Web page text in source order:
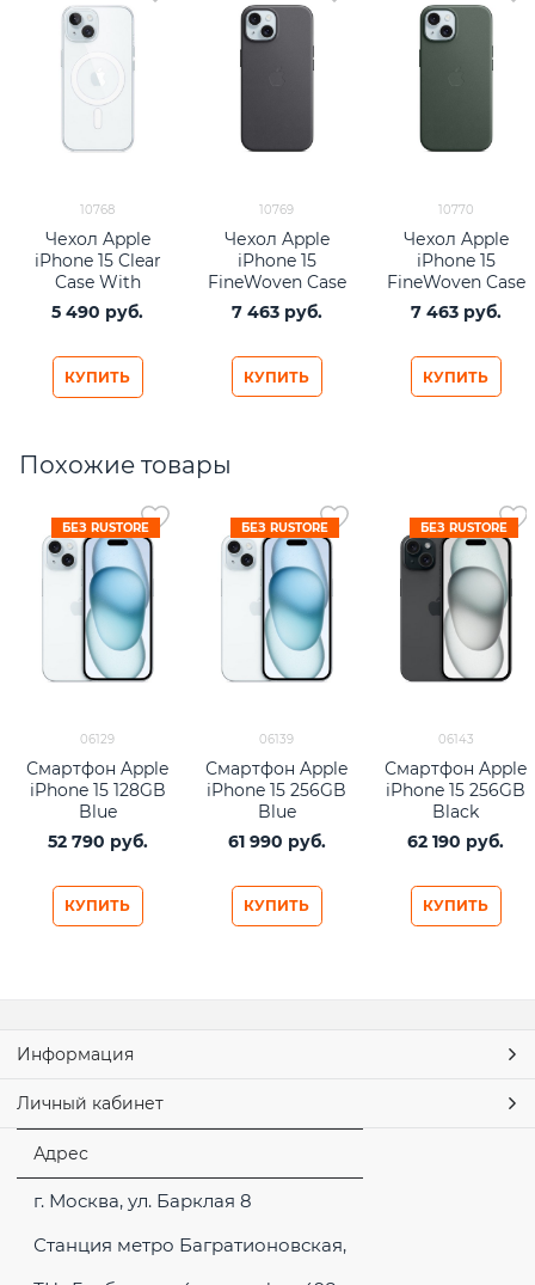
10768
Чехол Apple
iPhone 15 Clear
Case With
MagSafe
прозрачный
5 490 руб.
КУПИТЬ
10769
Чехол Apple
iPhone 15
FineWoven Case
with MagSafe -
Black
7 463 руб.
КУПИТЬ
10770
Чехол Apple
iPhone 15
FineWoven Case
with MagSafe -
Evergreen
7 463 руб.
КУПИТЬ
Похожие товары
БЕЗ RUSTORE
06129
Смартфон Apple
iPhone 15 128GB
Blue
52 790 руб.
КУПИТЬ
БЕЗ RUSTORE
06139
Смартфон Apple
iPhone 15 256GB
Blue
61 990 руб.
КУПИТЬ
БЕЗ RUSTORE
06143
Смартфон Apple
iPhone 15 256GB
Black
62 190 руб.
КУПИТЬ
Информация
Личный кабинет
Адрес
г. Москва, ул. Барклая 8
Станция метро Багратионовская,